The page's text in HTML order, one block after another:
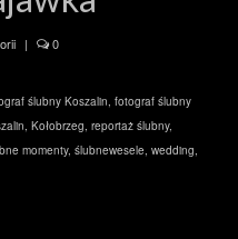
| 0
ślubny Koszalin, fotograf ślubny
, Kołobrzeg, reportaż ślubny,
momenty, ślubnewesele, wedding,